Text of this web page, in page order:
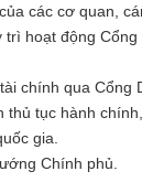
các cơ quan,
hoạt động
chính qua Cổng
tục hành
gia.
Chính phủ.